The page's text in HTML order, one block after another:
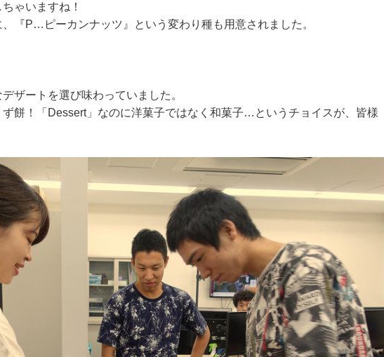
ゃいますね！
『P…ピーカンナッツ』という変わり種も用意されました。
ザートを選び味わっていました。
餅！「Dessert」なのに洋菓子ではなく和菓子…というチョイスが、皆様